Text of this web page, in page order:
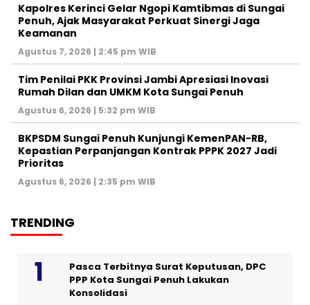
Kapolres Kerinci Gelar Ngopi Kamtibmas di Sungai
Penuh, Ajak Masyarakat Perkuat Sinergi Jaga
Keamanan
Agustus 7, 2026 | 2:45 pm WIB
Tim Penilai PKK Provinsi Jambi Apresiasi Inovasi
Rumah Dilan dan UMKM Kota Sungai Penuh
Agustus 6, 2026 | 5:32 pm WIB
BKPSDM Sungai Penuh Kunjungi KemenPAN-RB,
Kepastian Perpanjangan Kontrak PPPK 2027 Jadi
Prioritas
Agustus 6, 2026 | 2:35 pm WIB
TRENDING
Pasca Terbitnya Surat Keputusan, DPC
PPP Kota Sungai Penuh Lakukan
Konsolidasi